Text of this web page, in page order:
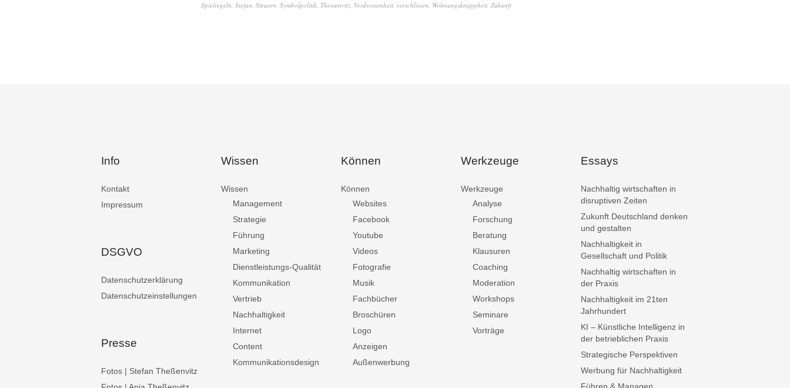
Spielregeln, Stefan, Steuern, Symbolpolitik, Thessenvitz, Verdrossenheit, verschlissen, Wohnungsknappheit, Zukunft
Info
Kontakt
Impressum
DSGVO
Datenschutzerklärung
Datenschutzeinstellungen
Presse
Fotos | Stefan Theßenvitz
Wissen
Wissen
Management
Strategie
Führung
Marketing
Dienstleistungs-Qualität
Kommunikation
Vertrieb
Nachhaltigkeit
Internet
Content
Kommunikationsdesign
Können
Können
Websites
Facebook
Youtube
Videos
Fotografie
Musik
Fachbücher
Broschüren
Logo
Anzeigen
Außenwerbung
Werkzeuge
Werkzeuge
Analyse
Forschung
Beratung
Klausuren
Coaching
Moderation
Workshops
Seminare
Vorträge
Essays
Nachhaltig wirtschaften in
disruptiven Zeiten
Zukunft Deutschland denken
und gestalten
Nachhaltigkeit in
Gesellschaft und Politik
Nachhaltig wirtschaften in
der Praxis
Nachhaltigkeit im 21ten
Jahrhundert
KI – Künstliche Intelligenz in
der betrieblichen Praxis
Strategische Perspektiven
Werbung für Nachhaltigkeit